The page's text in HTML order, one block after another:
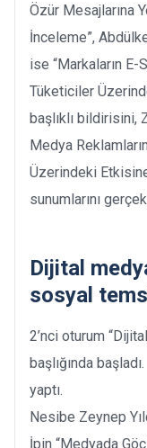
Özür Mesajlarına
İnceleme”,
ise “Markaların E-
Tüketiciler
başlıklı bildirisini,
Medya
Üzerindeki
sunumlarını
Dijital
sosyal
2’nci oturum
başlığında
yaptı.
Nesibe Zeynep
İpin “Medyada